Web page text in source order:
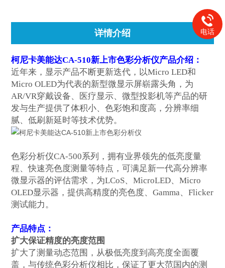
详情介绍
柯尼卡美能达CA-510新上市色彩分析仪产品介绍：
近年来 ， 显示产品不断更新迭代，以Micro LED和
Micro OLED为代表的新型微显示屏崭露头角，为
AR/VR穿戴设备、医疗显示、微型投影机等产品的研
发与生产提供了体积小、色彩饱和度高，分辨率细
腻、低刷新延时等技术优势。
色彩分析仪CA-500系列，拥有业界领先的低亮度量
程、快速亮色度测量等特点，可满足新一代高分辨率
微显示器的评估需求，为LCoS、MicroLED、Micro
OLED显示器，提供高精度的亮色度、Gamma、Flicker
测试能力。
产品特点：
扩大保证精度的亮度范围
扩大了测量动态范围，从极低亮度到高亮度全面覆
盖，与传统色彩分析仪相比，保证了更大范国内的测
电话